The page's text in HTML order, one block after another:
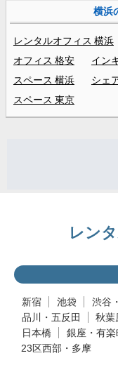
横浜
レンタルオフィス 横浜
オフィス 格安
イン
スペース 横浜
シェ
スペース 東京
レン
新宿 池袋 渋谷
品川・五反田
秋葉
日本橋
銀座・有楽
23区西部・多摩